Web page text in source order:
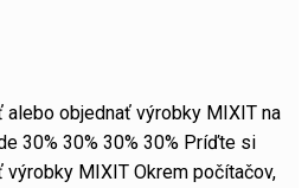
objednať výrobky MIXIT na
30% 30% 30% 30% Príďte si
MIXIT Okrem počítačov,